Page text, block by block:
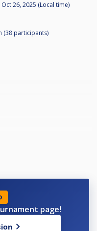
Oct 26, 2025 (Local time)
(38 participants)
sau direct la bar.
page!